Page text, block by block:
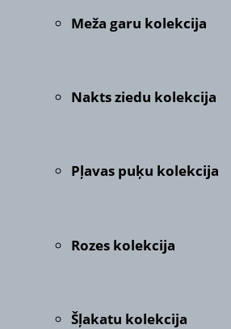
Meža garu kolekcija
Nakts ziedu kolekcija
Pļavas puķu kolekcija
Rozes kolekcija
Šļakatu kolekcija